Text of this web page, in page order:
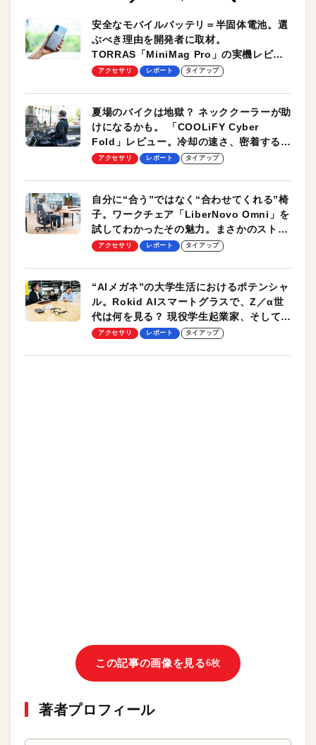
安全なモバイルバッテリ＝半固体電池。選
ぶべき理由を開発者に取材。
TORRAS「MiniMag Pro」の実機レビュ
ーも
アクセサリ レポート タイアップ
夏場のバイクは地獄？ ネッククーラーが助
けになるかも。 「COOLiFY Cyber
Fold」レビュー。冷却の速さ、密着する冷
却プレート、シンプルな操作性がグッド！
アクセサリ レポート タイアップ
自分に“合う”ではなく“合わせてくれる”椅
子。ワークチェア「LiberNovo Omni」を
試してわかったその魅力。まさかのストレ
ッチ機能も搭載
アクセサリ レポート タイアップ
“AIメガネ”の大学生活におけるポテンシャ
ル。Rokid AIスマートグラスで、Z／α世
代は何を見る？ 現役学生起業家、そして教
授による体験会レポート【PR】
アクセサリ レポート タイアップ
この記事の画像を見る6枚
著者プロフィール